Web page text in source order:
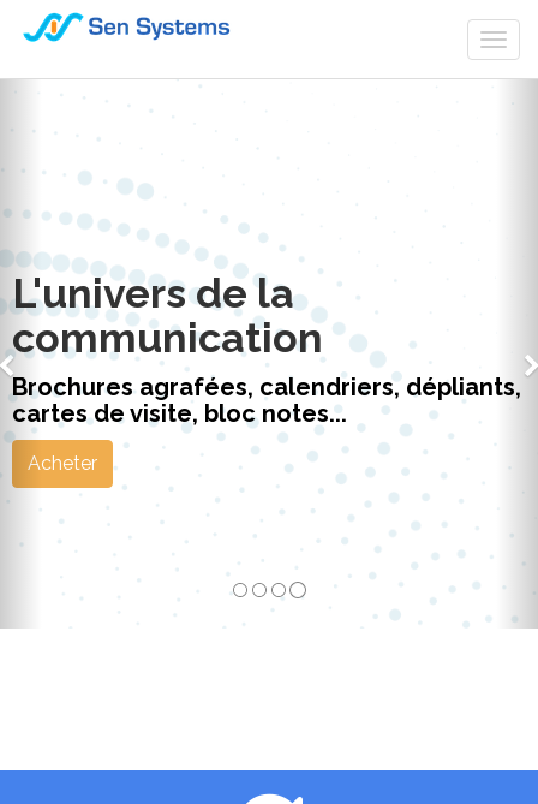
L'univers de la
communication
Brochures agrafées, calendriers, dépliants,
cartes de visite, bloc notes...
Acheter